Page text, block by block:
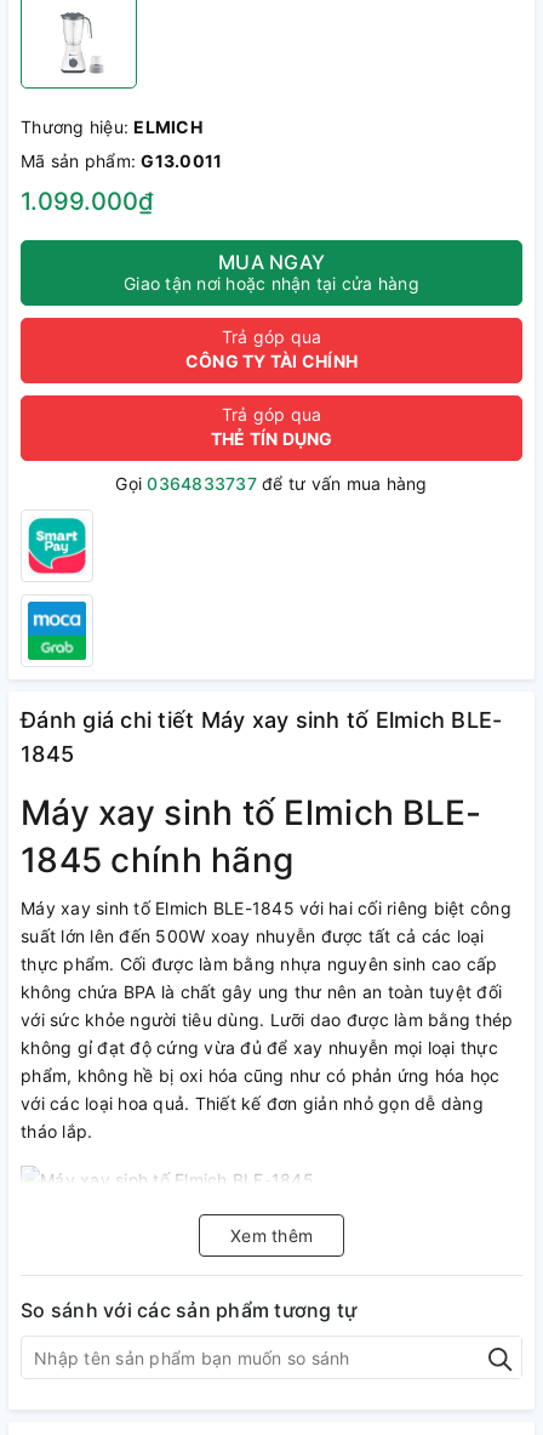
Thương hiệu:ELMICH
Mã sản phẩm:G13.0011
1.099.000₫
MUA NGAY
Giao tận nơi hoặc nhận tại cửa hàng
Trả góp qua
CÔNG TY TÀI CHÍNH
Trả góp qua
THẺ TÍN DỤNG
Gọi0364833737để tư vấn mua hàng
Đánh giá chi tiết Máy xay sinh tố Elmich BLE-
1845
Máy xay sinh tố Elmich BLE-
1845 chính hãng
Máy xay sinh tố Elmich BLE-1845 với hai cối riêng biệt công
suất lớn lên đến 500W xoay nhuyễn được tất cả các loại
thực phẩm. Cối được làm bằng nhựa nguyên sinh cao cấp
không chứa BPA là chất gây ung thư nên an toàn tuyệt đối
với sức khỏe người tiêu dùng. Lưỡi dao được làm bằng thép
không gỉ đạt độ cứng vừa đủ để xay nhuyễn mọi loại thực
phẩm, không hề bị oxi hóa cũng như có phản ứng hóa học
với các loại hoa quả. Thiết kế đơn giản nhỏ gọn dễ dàng
tháo lắp.
Máy xay sinh tố Elmich BLE-1845
Máy xay sinh tố Elmich BLE-1845 1
Máy xay sinh tố Elmich BLE-1845
Xem thêm
So sánh với các sản phẩm tương tự